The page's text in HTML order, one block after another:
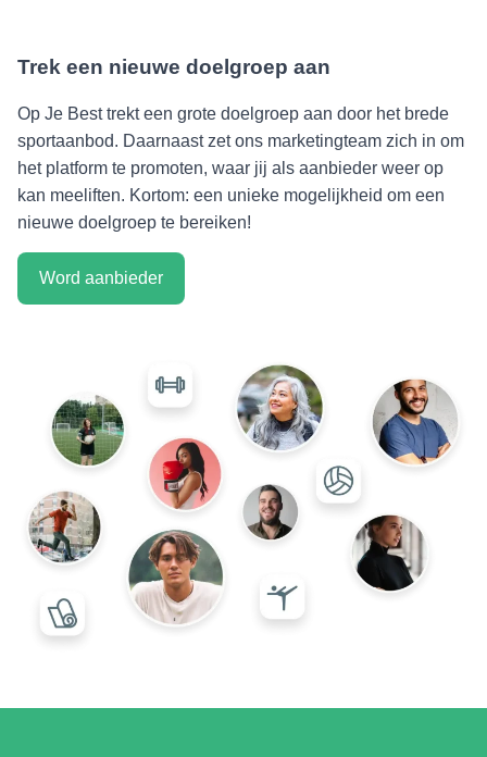
Trek een nieuwe doelgroep aan
Op Je Best trekt een grote doelgroep aan door het brede
sportaanbod. Daarnaast zet ons marketingteam zich in om
het platform te promoten, waar jij als aanbieder weer op
kan meeliften. Kortom: een unieke mogelijkheid om een
nieuwe doelgroep te bereiken!
Word aanbieder